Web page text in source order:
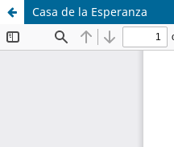
Casa de la Esperanza